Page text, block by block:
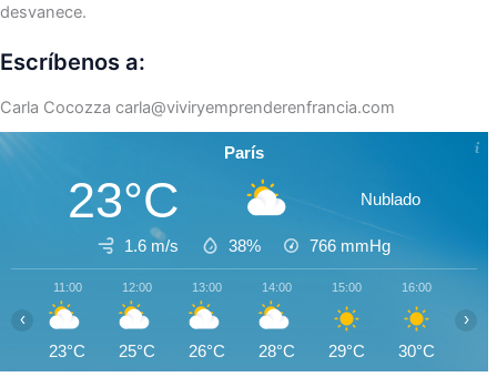
desvanece.
Escríbenos a:
Carla Cocozza carla@viviryemprenderenfrancia.com
París
23°C Nublado
1.6 m/s 38% 766 mmHg
11:00
23°C
12:00
25°C
13:00
26°C
14:00
28°C
15:00
29°C
16:00
30°C
‹ ›